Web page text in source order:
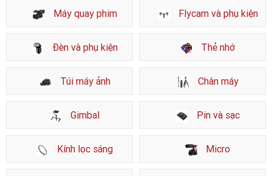
Máy quay phim Flycam và phụ kiện
Đèn và phụ kiện Thẻ nhớ
Túi máy ảnh Chân máy
Gimbal Pin và sạc
Kính lọc sáng Micro